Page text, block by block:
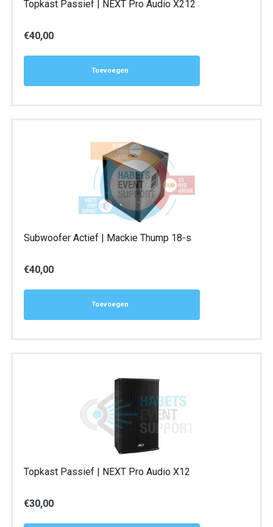
Topkast Passief | NEXT Pro Audio X212
€40,00
Toevoegen
Subwoofer Actief | Mackie Thump 18-s
€40,00
Toevoegen
Topkast Passief | NEXT Pro Audio X12
€30,00